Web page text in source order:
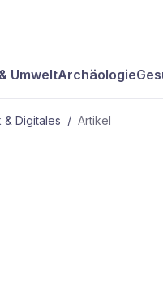
UmweltArchäologie
& Digitales / Artikel